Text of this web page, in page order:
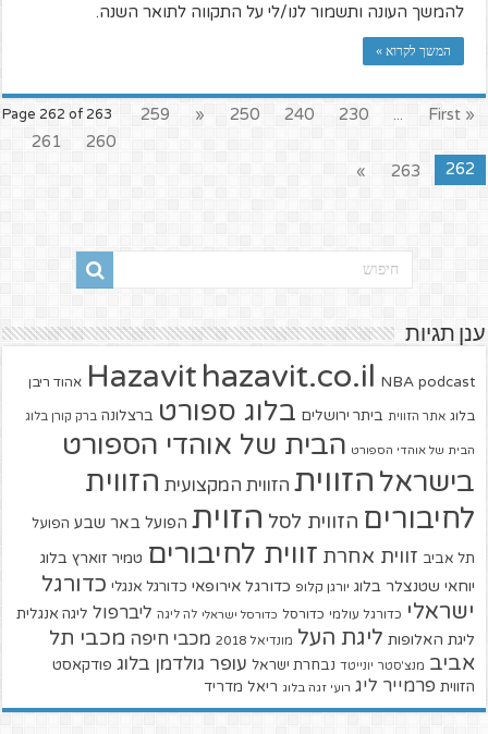
להמשך העונה ותשמור לנו/לי על התקווה לתואר השנה.
המשך לקרוא »
Page 262 of 263 « First
...
230
240
250
«
259
260
261
262
263
»
ענן תגיות
Hazavit hazavit.co.il NBA podcast אהוד ריבן
בלוג אתר הזווית ביתר ירושלים בלוג ספורט ברצלונה ברק קורן בלוג
הבית של אוהדי הספורט הבית של אוהדי הספורט
בישראל הזווית הזווית המקצועית הזווית
לחיבורים הזווית לסל הזוית הפועל באר שבע הפועל
תל אביב זווית אחרת זווית לחיבורים טמיר זוארץ בלוג
יוחאי שטנצלר בלוג יורגן קלופ כדורגל אירופאי כדורגל אנגלי כדורגל
ישראלי כדורגל עולמי כדורסל כדורסל ישראלי לה ליגה ליברפול ליגה אנגלית
ליגת האלופות ליגת העל מונדיאל 2018 מכבי חיפה מכבי תל
אביב מנצ'סטר יונייטד נבחרת ישראל עופר גולדמן בלוג פודקאסט
הזווית פרמייר ליג רועי זגה בלוג ריאל מדריד